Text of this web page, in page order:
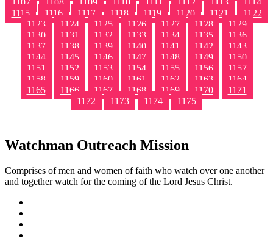
1115
1116 1117 1118 1119 1120 1121
1122
1123
1124 1125 1126 1127 1128
1129
1130
1131 1132 1133 1134 1135
1136
1137
1138 1139 1140 1141 1142
1143
1144
1145 1146 1147 1148 1149
1150
1151
1152 1153 1154 1155 1156
1157
1158
1159 1160 1161 1162 1163
1164
1165
1166 1167 1168 1169 1170
1171
1172
1173 1174 1175
Watchman Outreach Mission
Comprises of men and women of faith who watch over one another
and together watch for the coming of the Lord Jesus Christ.